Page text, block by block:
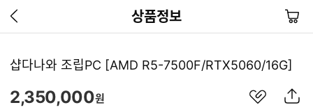
상품정보
이
지
기
장
바
샵다나와 조립PC [AMD R5-7500F/RTX5060/16G]
2,350,000원